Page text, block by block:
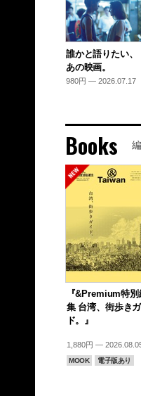
誰かと語りたい、
あの映画。
980円 — 2026.07.17
Books
『&Premium特別
集 台湾、街歩き
ド。』
1,880円 —
MOOK 電子版あり